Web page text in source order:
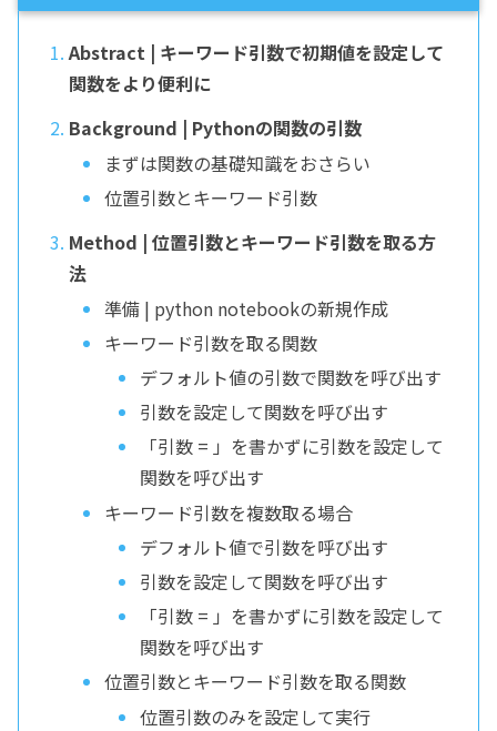
Abstract | キーワード引数で初期値を設定して
関数をより便利に
Background | Pythonの関数の引数
まずは関数の基礎知識をおさらい
位置引数とキーワード引数
Method | 位置引数とキーワード引数を取る方
法
準備 | python notebookの新規作成
キーワード引数を取る関数
デフォルト値の引数で関数を呼び出す
引数を設定して関数を呼び出す
「引数 = 」を書かずに引数を設定して
関数を呼び出す
キーワード引数を複数取る場合
デフォルト値で引数を呼び出す
引数を設定して関数を呼び出す
「引数 = 」を書かずに引数を設定して
関数を呼び出す
位置引数とキーワード引数を取る関数
位置引数のみを設定して実行